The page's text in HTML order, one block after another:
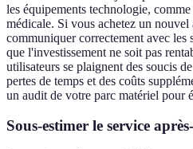
les équipements technologie,
médicale. Si vous achetez un
communiquer correctement avec les
que l'investissement ne soit pas
utilisateurs se plaignent des soucis
pertes de temps et des coûts
un audit de votre parc matériel pour
Sous-estimer le service